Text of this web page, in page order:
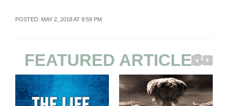
POSTED: MAY 2, 2018 AT 9:59 PM
FEATURED ARTICLES